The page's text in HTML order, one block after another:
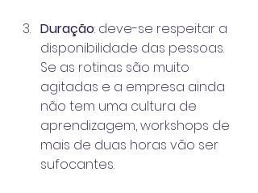
Duração: deve-se respeitar a
disponibilidade das pessoas.
Se as rotinas são muito
agitadas e a empresa ainda
não tem uma cultura de
aprendizagem, workshops de
mais de duas horas vão ser
sufocantes.